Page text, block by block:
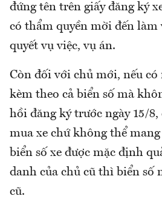
đứng tên trên giấy đăng ký
có thẩm quyền mời đến làm
quyết vụ việc, vụ án.
Còn đối với chủ mới, nếu có
kèm theo cả biển số mà
hồi đăng ký trước ngày 15/
mua xe chứ không thể
biển số xe được mặc định
danh của chủ cũ thì biển số
cũ.